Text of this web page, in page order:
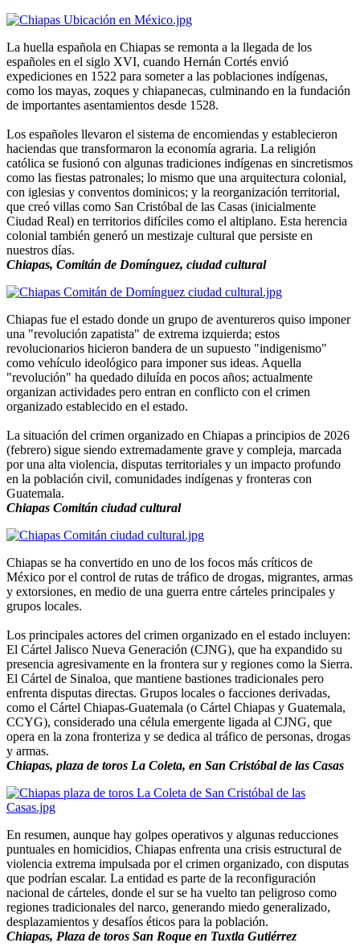
La huella española en Chiapas se remonta a la llegada de los
españoles en el siglo XVI, cuando Hernán Cortés envió
expediciones en 1522 para someter a las poblaciones indígenas,
como los mayas, zoques y chiapanecas, culminando en la fundación
de importantes asentamientos desde 1528.
Los españoles llevaron el sistema de encomiendas y establecieron
haciendas que transformaron la economía agraria. La religión
católica se fusionó con algunas tradiciones indígenas en sincretismos
como las fiestas patronales; lo mismo que una arquitectura colonial,
con iglesias y conventos dominicos; y la reorganización territorial,
que creó villas como San Cristóbal de las Casas (inicialmente
Ciudad Real) en territorios difíciles como el altiplano. Esta herencia
colonial también generó un mestizaje cultural que persiste en
nuestros días.
Chiapas, Comitán de Domínguez, ciudad cultural
Chiapas fue el estado donde un grupo de aventureros quiso imponer
una "revolución zapatista" de extrema izquierda; estos
revolucionarios hicieron bandera de un supuesto "indigenismo"
como vehículo ideológico para imponer sus ideas. Aquella
"revolución" ha quedado diluída en pocos años; actualmente
organizan actividades pero entran en conflicto con el crimen
organizado establecido en el estado.
La situación del crimen organizado en Chiapas a principios de 2026
(febrero) sigue siendo extremadamente grave y compleja, marcada
por una alta violencia, disputas territoriales y un impacto profundo
en la población civil, comunidades indígenas y fronteras con
Guatemala.
Chiapas Comitán ciudad cultural
Chiapas se ha convertido en uno de los focos más críticos de
México por el control de rutas de tráfico de drogas, migrantes, armas
y extorsiones, en medio de una guerra entre cárteles principales y
grupos locales.
Los principales actores del crimen organizado en el estado incluyen:
El Cártel Jalisco Nueva Generación (CJNG), que ha expandido su
presencia agresivamente en la frontera sur y regiones como la Sierra.
El Cártel de Sinaloa, que mantiene bastiones tradicionales pero
enfrenta disputas directas. Grupos locales o facciones derivadas,
como el Cártel Chiapas-Guatemala (o Cártel Chiapas y Guatemala,
CCYG), considerado una célula emergente ligada al CJNG, que
opera en la zona fronteriza y se dedica al tráfico de personas, drogas
y armas.
Chiapas, plaza de toros La Coleta, en San Cristóbal de las Casas
En resumen, aunque hay golpes operativos y algunas reducciones
puntuales en homicidios, Chiapas enfrenta una crisis estructural de
violencia extrema impulsada por el crimen organizado, con disputas
que podrían escalar. La entidad es parte de la reconfiguración
nacional de cárteles, donde el sur se ha vuelto tan peligroso como
regiones tradicionales del narco, generando miedo generalizado,
desplazamientos y desafíos éticos para la población.
Chiapas, Plaza de toros San Roque en Tuxtla Gutiérrez